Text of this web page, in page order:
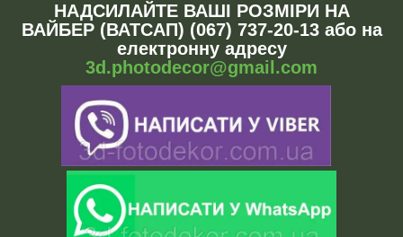
НАДСИЛАЙТЕ ВАШІ РОЗМІРИ НА
ВАЙБЕР (ВАТСАП) (067) 737-20-13 або на
електронну адресу
3d.photodecor@gmail.com